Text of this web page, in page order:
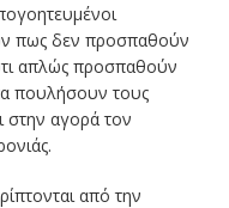
πως δεν προσπαθούν
απλώς προσπαθούν
πουλήσουν τους
στην αγορά τον
από την